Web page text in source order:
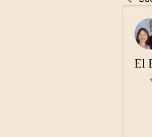
El